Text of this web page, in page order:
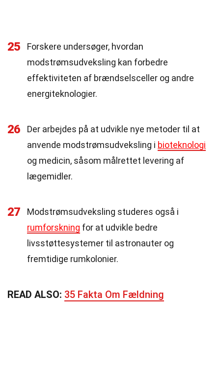
25
Forskere undersøger, hvordan
modstrømsudveksling kan forbedre
effektiviteten af brændselsceller og andre
energiteknologier.
26
Der arbejdes på at udvikle nye metoder til at
anvende modstrømsudveksling i bioteknologi
og medicin, såsom målrettet levering af
lægemidler.
27
Modstrømsudveksling studeres også i
rumforskning for at udvikle bedre
livsstøttesystemer til astronauter og
fremtidige rumkolonier.
READ ALSO: 35 Fakta Om Fældning